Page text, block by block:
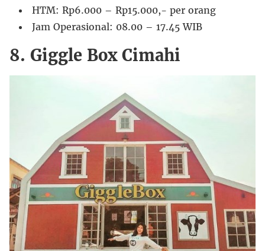
HTM: Rp6.000 – Rp15.000,- per orang
Jam Operasional: 08.00 – 17.45 WIB
8. Giggle Box Cimahi